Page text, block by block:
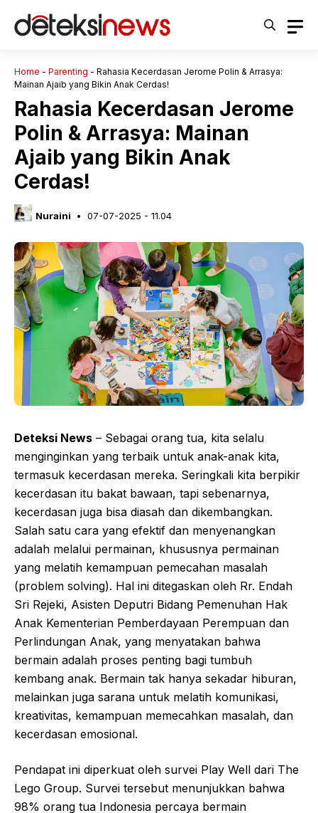
Home - Parenting - Rahasia Kecerdasan Jerome Polin & Arrasya:
Mainan Ajaib yang Bikin Anak Cerdas!
Rahasia Kecerdasan Jerome
Polin & Arrasya: Mainan
Ajaib yang Bikin Anak
Cerdas!
Nuraini 07-07-2025 - 11.04
Deteksi News – Sebagai orang tua, kita selalu
menginginkan yang terbaik untuk anak-anak kita,
termasuk kecerdasan mereka. Seringkali kita berpikir
kecerdasan itu bakat bawaan, tapi sebenarnya,
kecerdasan juga bisa diasah dan dikembangkan.
Salah satu cara yang efektif dan menyenangkan
adalah melalui permainan, khususnya permainan
yang melatih kemampuan pemecahan masalah
(problem solving). Hal ini ditegaskan oleh Rr. Endah
Sri Rejeki, Asisten Deputri Bidang Pemenuhan Hak
Anak Kementerian Pemberdayaan Perempuan dan
Perlindungan Anak, yang menyatakan bahwa
bermain adalah proses penting bagi tumbuh
kembang anak. Bermain tak hanya sekadar hiburan,
melainkan juga sarana untuk melatih komunikasi,
kreativitas, kemampuan memecahkan masalah, dan
kecerdasan emosional.
Pendapat ini diperkuat oleh survei Play Well dari The
Lego Group. Survei tersebut menunjukkan bahwa
98% orang tua Indonesia percaya bermain